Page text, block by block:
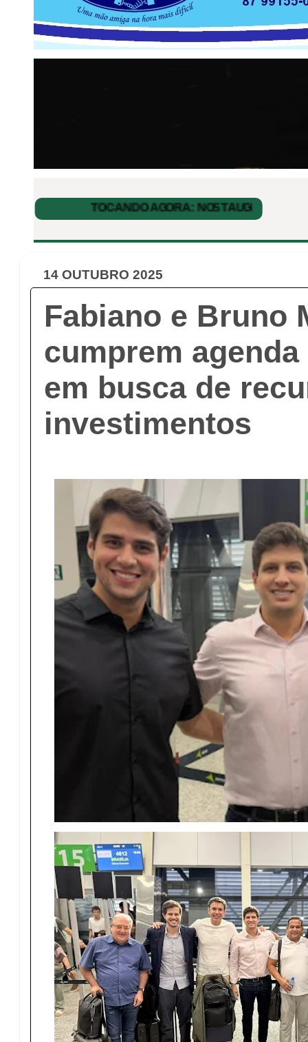
14 OUTUBRO 2025
Fabiano e Bruno
cumprem
em busca de
investimentos